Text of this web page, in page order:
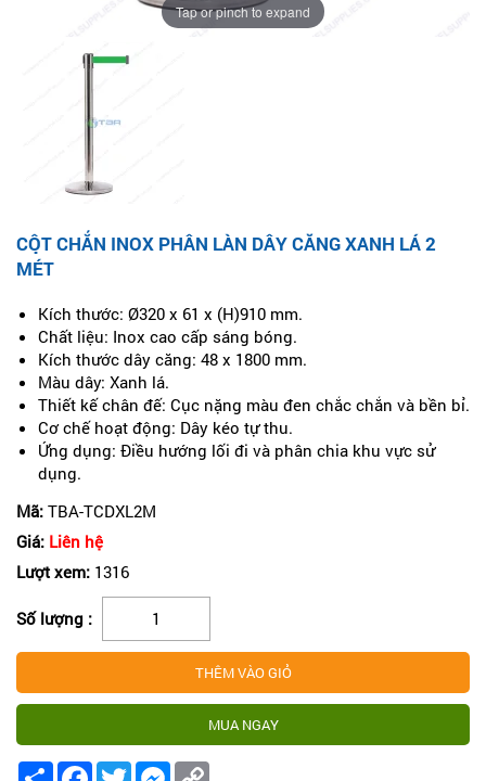
Tap or pinch to expand
CỘT CHẮN INOX PHÂN LÀN DÂY CĂNG XANH LÁ 2
MÉT
Kích thước: Ø320 x 61 x (H)910 mm.
Chất liệu: Inox cao cấp sáng bóng.
Kích thước dây căng: 48 x 1800 mm.
Màu dây: Xanh lá.
Thiết kế chân đế: Cục nặng màu đen chắc chắn và bền bỉ.
Cơ chế hoạt động: Dây kéo tự thu.
Ứng dụng: Điều hướng lối đi và phân chia khu vực sử
dụng.
Mã: TBA-TCDXL2M
Giá: Liên hệ
Lượt xem: 1316
Số lượng :
Share FacebookTwitterMessenger